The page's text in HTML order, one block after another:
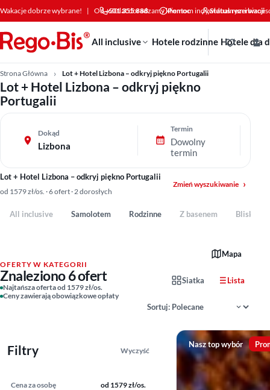
Przejdź do treści
Wakacje dobrze wybrane! | Od +30 lat doradzamy klientom indywidualnym i
601 355 888 Pomoc Status rezerwacji
All inclusive Hotele rodzinne Hotele dla
Strona Główna Lot + Hotel Lizbona – odkryj piękno Portugalii
Lot + Hotel Lizbona – odkryj piękno
Portugalii
Dokąd
Lizbona
Termin
Dowolny
termin
Lot + Hotel Lizbona – odkryj piękno Portugalii
od 1579 zł/os. · 6 ofert · 2 dorosłych
Zmień wyszukiwanie
All inclusive Samolotem Rodzinne Z basenem Blisko
OFERTY W KATEGORII
Znaleziono 6 ofert
Najtańsza oferta od 1579 zł/os.
Ceny zawierają obowiązkowe opłaty
Mapa
Siatka Lista
Filtry Wyczyść
Cena za osobę od 1579 zł/os.
Nasz top wybór